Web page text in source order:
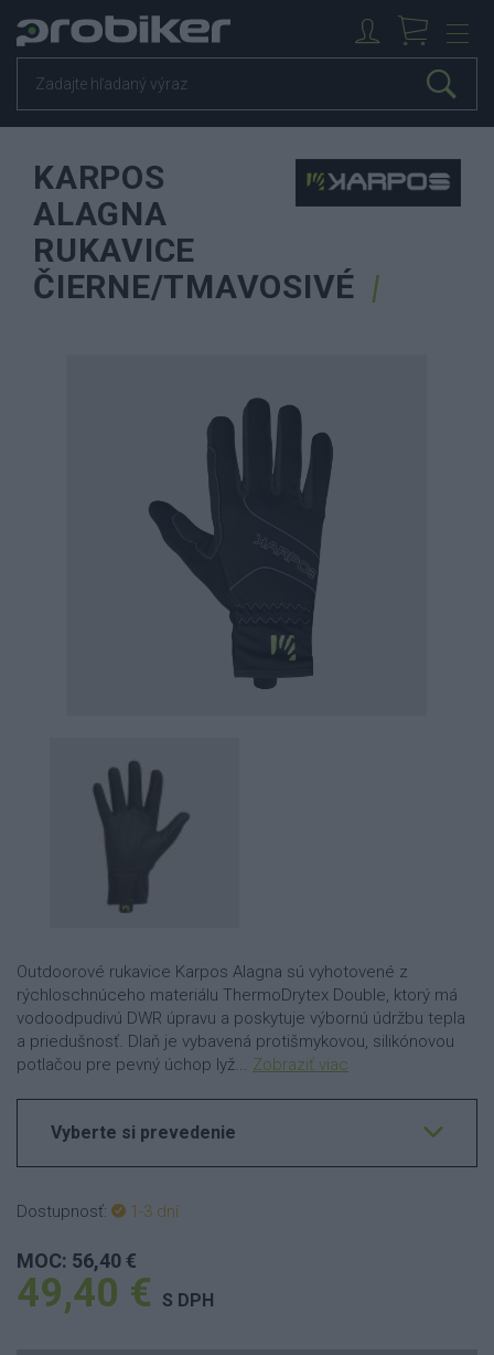
KARPOS
ALAGNA
RUKAVICE
ČIERNE/TMAVOSIVÉ
Outdoorové rukavice Karpos Alagna sú vyhotovené z
rýchloschnúceho materiálu ThermoDrytex Double, ktorý má
vodoodpudivú DWR úpravu a poskytuje výbornú údržbu tepla
a priedušnosť. Dlaň je vybavená protišmykovou, silikónovou
potlačou pre pevný úchop lyž... Zobraziť viac
Vyberte si prevedenie
Dostupnosť: 1-3 dní
MOC: 56,40 €
49,40 € S DPH